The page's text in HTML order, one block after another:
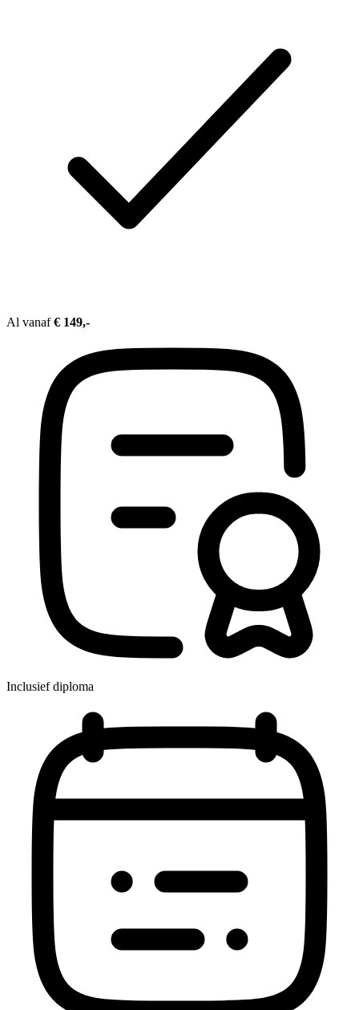
Al vanaf€ 149,-
Inclusief diploma